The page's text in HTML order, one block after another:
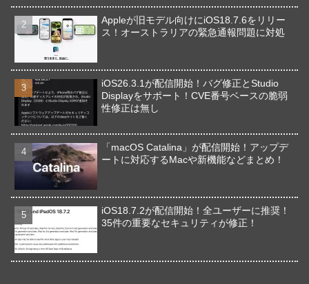
Appleが旧モデル向けにiOS18.7.6をリリー
ス！オーストラリアの緊急通報問題に対処
iOS26.3.1が配信開始！バグ修正とStudio
Displayをサポート！CVE番号ベースの脆弱
性修正は無し
「macOS Catalina」が配信開始！アップデ
ートに対応するMacや新機能などまとめ！
iOS18.7.2が配信開始！全ユーザーに推奨！
35件の重要なセキュリティが修正！